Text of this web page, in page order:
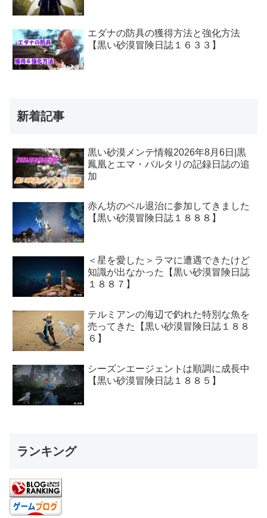
エダナの防具の獲得方法と強化方法
【黒い砂漠冒険日誌１６３３】
新着記事
黒い砂漠メンテ情報2026年8月6日|黒
鳳凰とエマ・バルタリの記録日誌の追
加
赤ん坊のベル退治に参加してきました
【黒い砂漠冒険日誌１８８８】
＜星を愛した＞ラマに遭遇できたけど
知識が出なかった【黒い砂漠冒険日誌
１８８７】
テルミアンの海辺で釣れた特別な魚を
売ってきた【黒い砂漠冒険日誌１８８
６】
シーズンエージェントは順調に成長中
【黒い砂漠冒険日誌１８８５】
ランキング